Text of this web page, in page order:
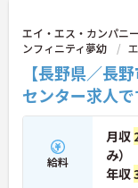
らのびのびと働け
研修や資格取得支
の方がこれまでの
職やスペシャリス
指せるやりがいの
★おすすめPOINT★
【ワークライフバ
・夜勤なしの日勤
フレッシュ休暇や
・産休育休や産後
エイ・エス・カンパニ
ンフィニティ夢幼
【長野県／長
センター求人
給料
月収
み）
年収